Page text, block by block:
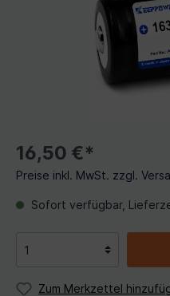
16,50 €*
Preise inkl. MwSt. zzgl.
Sofort verfügbar,
Zum Merkzettel